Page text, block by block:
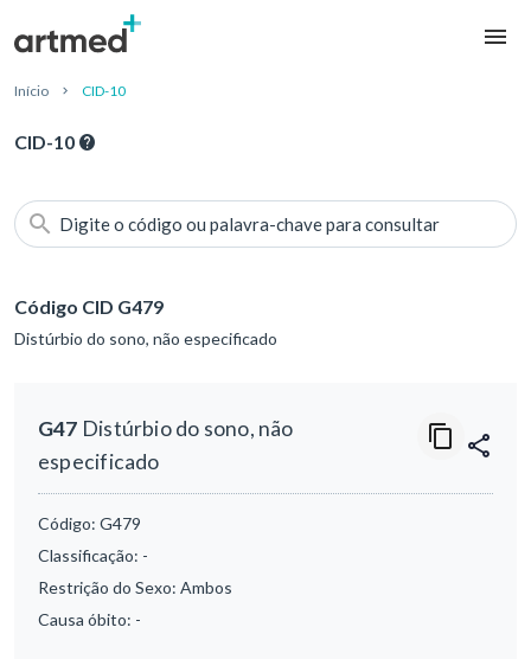
Início CID-10
CID-10
Digite o código ou palavra-chave para consultar
Código CID G479
Distúrbio do sono, não especificado
G47 Distúrbio do sono, não
especificado
Código: G479
Classificação: -
Restrição do Sexo: Ambos
Causa óbito: -